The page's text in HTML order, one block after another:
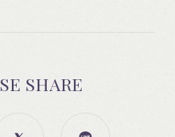
SHARE